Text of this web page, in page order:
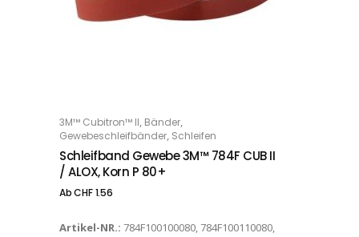
OPTIONS
3M™ Cubitron™ II, Bänder,
Gewebeschleifbänder, Schleifen
Schleifband Gewebe 3M™ 784F CUB II
/ ALOX, Korn P 80+
AbCHF1.56
Artikel-NR.: 784F100100080, 784F100110080,